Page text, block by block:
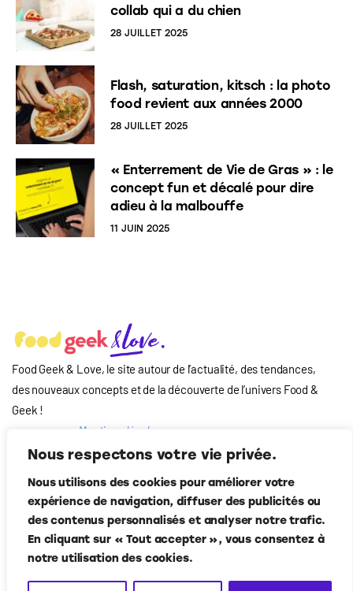
Nous respectons votre vie privée.
Nous utilisons des cookies pour améliorer votre
expérience de navigation, diffuser des publicités ou
des contenus personnalisés et analyser notre trafic.
En cliquant sur « Tout accepter », vous consentez à
notre utilisation des cookies.
collab qui a du chien
28 JUILLET 2025
Flash, saturation, kitsch : la photo
food revient aux années 2000
28 JUILLET 2025
« Enterrement de Vie de Gras » : le
concept fun et décalé pour dire
adieu à la malbouffe
11 JUIN 2025
Food Geek & Love, le site autour de l’actualité, des tendances,
des nouveaux concepts et de la découverte de l’univers Food&
Geek !
Mentions légales
Qui-sommes nous
Contact
Suivez-nous